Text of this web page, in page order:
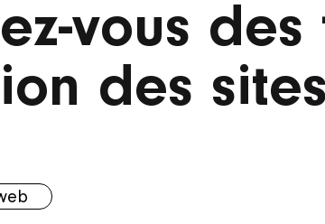
vous
des